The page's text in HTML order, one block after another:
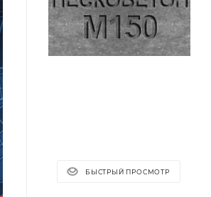
БЫСТРЫЙ ПРОСМОТР